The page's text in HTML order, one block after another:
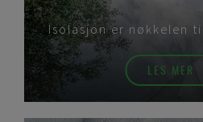
Isolasjon er nøkkelen
LES MER